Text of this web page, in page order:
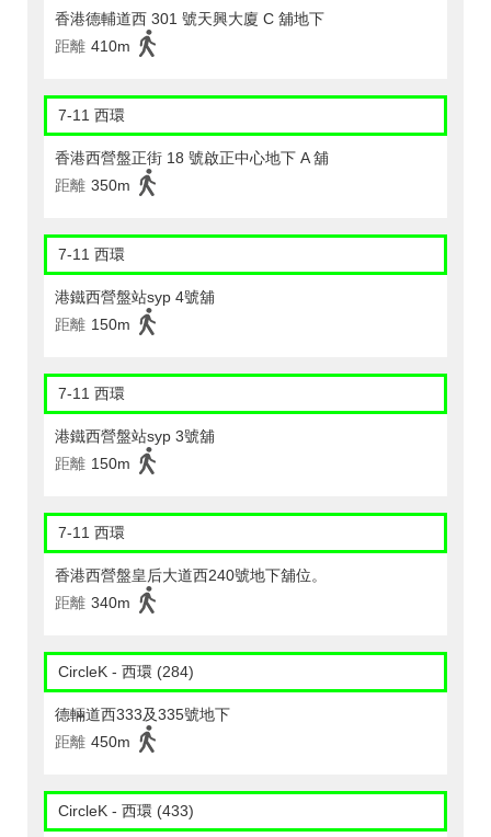
香港德輔道西 301 號天興大廈 C 舖地下
距離 410m
7-11 西環
香港西營盤正街 18 號啟正中心地下 A 舖
距離 350m
7-11 西環
港鐵西營盤站syp 4號舖
距離 150m
7-11 西環
港鐵西營盤站syp 3號舖
距離 150m
7-11 西環
香港西營盤皇后大道西240號地下舖位。
距離 340m
CircleK - 西環 (284)
德輛道西333及335號地下
距離 450m
CircleK - 西環 (433)